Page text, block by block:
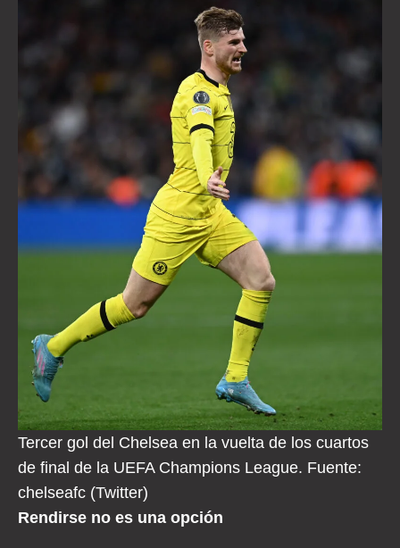
Tercer gol del Chelsea en la vuelta de los cuartos
de final de la UEFA Champions League. Fuente:
chelseafc (Twitter)
Rendirse no es una opción